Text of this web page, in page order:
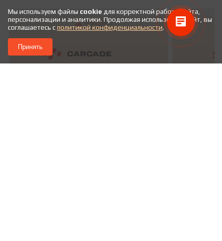
Мы используем файлы cookie для корректной работы сайта,
персонализации и аналитики. Продолжая использовать сайт, вы
соглашаетесь сполитикой конфиденциальности.
Принять